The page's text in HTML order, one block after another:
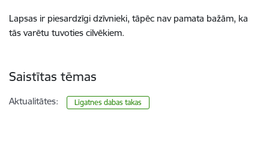
Lapsas ir piesardzīgi dzīvnieki, tāpēc nav pamata bažām, ka
tās varētu tuvoties cilvēkiem.
Saistītas tēmas
Aktualitātes: Līgatnes dabas takas